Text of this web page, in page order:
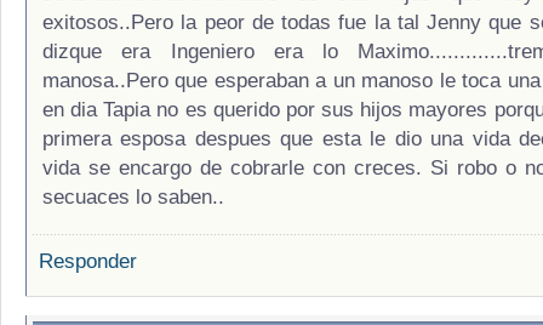
exitosos..Pero la peor de todas fue la tal Jenny que
dizque era Ingeniero era lo
manosa..Pero que esperaban a un manoso le toca
en dia Tapia no es querido por sus hijos mayores
primera esposa despues que esta le dio una vida
vida se encargo de cobrarle con creces. Si robo o
secuaces lo saben..
Responder